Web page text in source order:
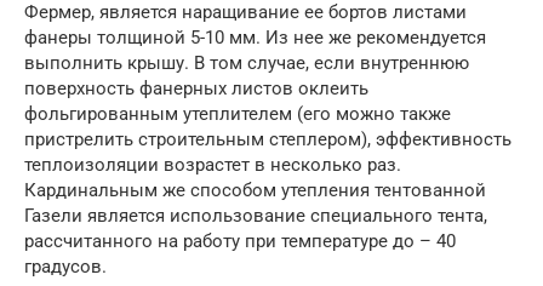
Фермер, является наращивание ее бортов листами
фанеры толщиной 5-10 мм. Из нее же рекомендуется
выполнить крышу. В том случае, если внутреннюю
поверхность фанерных листов оклеить
фольгированным утеплителем (его можно также
пристрелить строительным степлером), эффективность
теплоизоляции возрастет в несколько раз.
Кардинальным же способом утепления тентованной
Газели является использование специального тента,
рассчитанного на работу при температуре до – 40
градусов.